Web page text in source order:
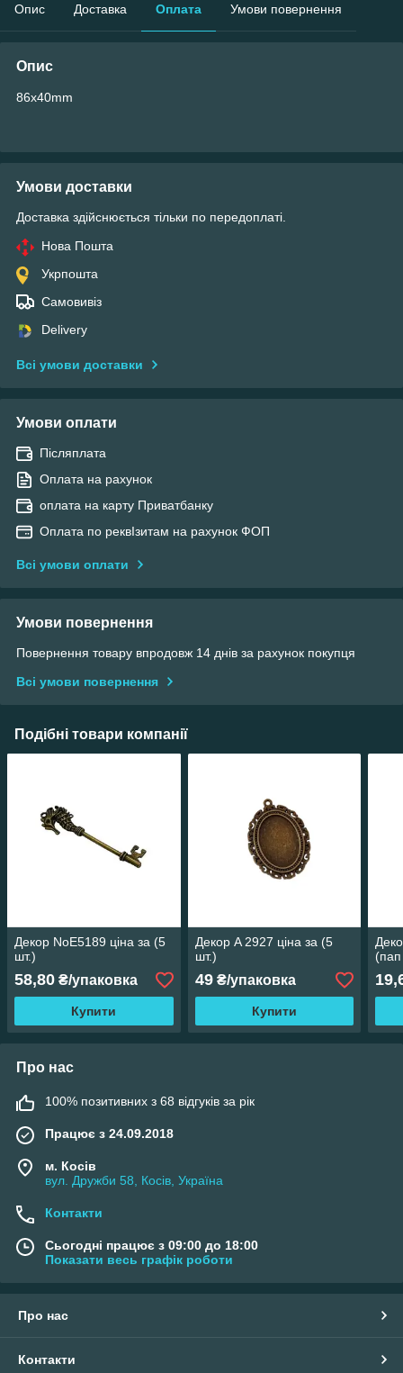
Опис Доставка Оплата Умови повернення
Опис
86x40mm
Умови доставки
Доставка здійснюється тільки по передоплаті.
Нова Пошта
Укрпошта
Самовивіз
Delivery
Всі умови доставки
Умови оплати
Післяплата
Оплата на рахунок
оплата на карту Приватбанку
Оплата по реквІзитам на рахунок ФОП
Всі умови оплати
Умови повернення
Повернення товару впродовж 14 днів за рахунок покупця
Всі умови повернення
Подібні товари компанії
Декор NoЕ5189 ціна за (5
шт.)
58,80 ₴/упаковка
Купити
Декор A 2927 ціна за (5
шт.)
49₴/упаковка
Купити
Про нас
100% позитивних з 68 відгуків за рік
Працює з 24.09.2018
м. Косів
вул. Дружби 58, Косів, Україна
Контакти
Сьогодні працює з 09:00 до 18:00
Показати весь графік роботи
Про нас
Контакти